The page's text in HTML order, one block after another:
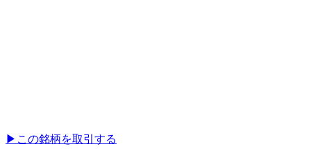
▶︎ この銘柄を取引する